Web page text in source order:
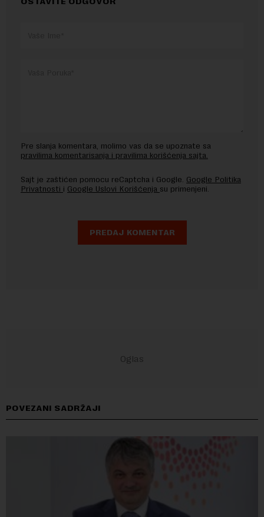
Pre slanja komentara, molimo vas da se upoznate sa
pravilima komentarisanja i pravilima korišćenja sajta.
Sajt je zaštićen pomocu reCaptcha i Google. Google Politika
Privatnosti i Google Uslovi Korišćenja su primenjeni.
POVEZANI SADRŽAJI